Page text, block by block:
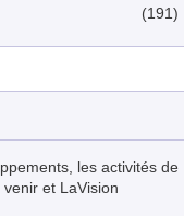
(191)
les activités de
et LaVision